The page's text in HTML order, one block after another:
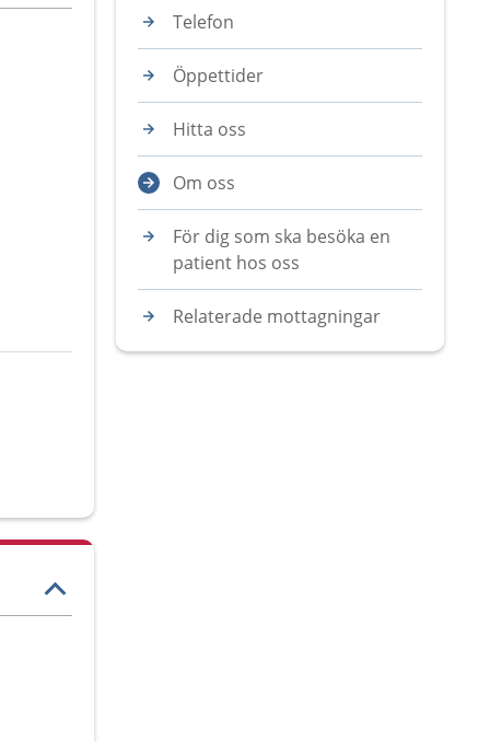
Telefon
Öppettider
Hitta oss
Om oss
För dig som ska besöka en
patient hos oss
Relaterade mottagningar